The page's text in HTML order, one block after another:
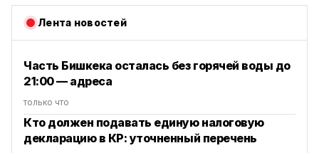
Лента новостей
Часть Бишкека осталась без горячей воды до
21:00 — адреса
только что
Кто должен подавать единую налоговую
декларацию в КР: уточненный перечень